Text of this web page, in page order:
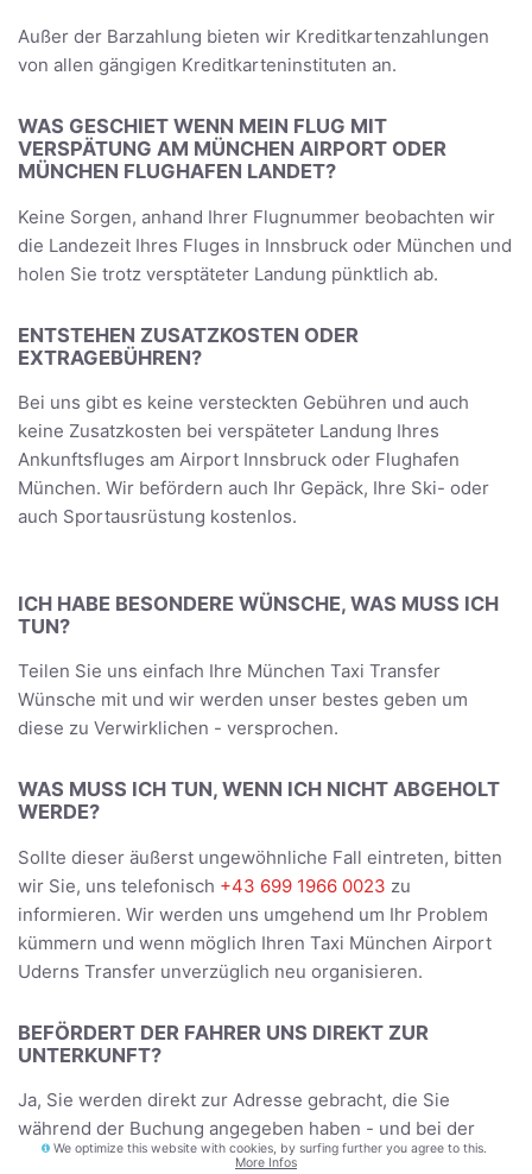
Außer der Barzahlung bieten wir Kreditkartenzahlungen
von allen gängigen Kreditkarteninstituten an.
WAS GESCHIET WENN MEIN FLUG MIT
VERSPÄTUNG AM MÜNCHEN AIRPORT ODER
MÜNCHEN FLUGHAFEN LANDET?
Keine Sorgen, anhand Ihrer Flugnummer beobachten wir
die Landezeit Ihres Fluges in Innsbruck oder München und
holen Sie trotz versptäteter Landung pünktlich ab.
ENTSTEHEN ZUSATZKOSTEN ODER
EXTRAGEBÜHREN?
Bei uns gibt es keine versteckten Gebühren und auch
keine Zusatzkosten bei verspäteter Landung Ihres
Ankunftsfluges am Airport Innsbruck oder Flughafen
München. Wir befördern auch Ihr Gepäck, Ihre Ski- oder
auch Sportausrüstung kostenlos.
ICH HABE BESONDERE WÜNSCHE, WAS MUSS ICH
TUN?
Teilen Sie uns einfach Ihre München Taxi Transfer
Wünsche mit und wir werden unser bestes geben um
diese zu Verwirklichen - versprochen.
WAS MUSS ICH TUN, WENN ICH NICHT ABGEHOLT
WERDE?
Sollte dieser äußerst ungewöhnliche Fall eintreten, bitten
wir Sie, uns telefonisch +43 699 1966 0023 zu
informieren. Wir werden uns umgehend um Ihr Problem
kümmern und wenn möglich Ihren Taxi München Airport
Uderns Transfer unverzüglich neu organisieren.
BEFÖRDERT DER FAHRER UNS DIREKT ZUR
UNTERKUNFT?
Ja, Sie werden direkt zur Adresse gebracht, die Sie
während der Buchung angegeben haben - und bei der
Rückreise werden Sie bei der Rezeption Ihrer Unterkunft
We optimize this website with cookies, by surfing further you agree to this.
More Infos